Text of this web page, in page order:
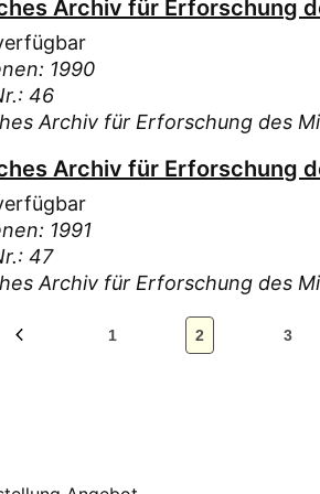
Archiv für Erforschung
1990
46
Archiv für Erforschung des
Archiv für Erforschung
1991
47
Archiv für Erforschung des
1 2 3